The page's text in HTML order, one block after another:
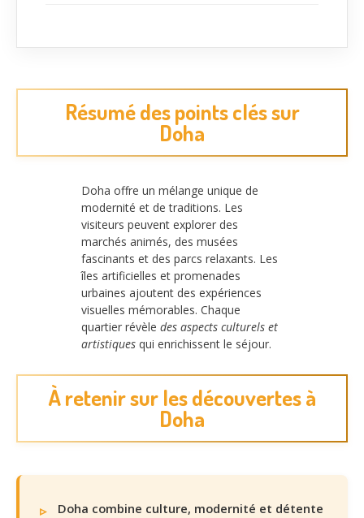
Résumé des points clés sur
Doha
Doha offre un mélange unique de
modernité et de traditions. Les
visiteurs peuvent explorer des
marchés animés, des musées
fascinants et des parcs relaxants. Les
îles artificielles et promenades
urbaines ajoutent des expériences
visuelles mémorables. Chaque
quartier révèle des aspects culturels et
artistiques qui enrichissent le séjour.
À retenir sur les découvertes à
Doha
Doha combine culture, modernité et détente